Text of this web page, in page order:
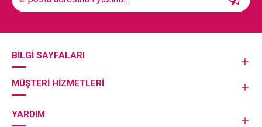
BILGI SAYFALARI
MÜŞTERI HIZMETLERI
YARDIM